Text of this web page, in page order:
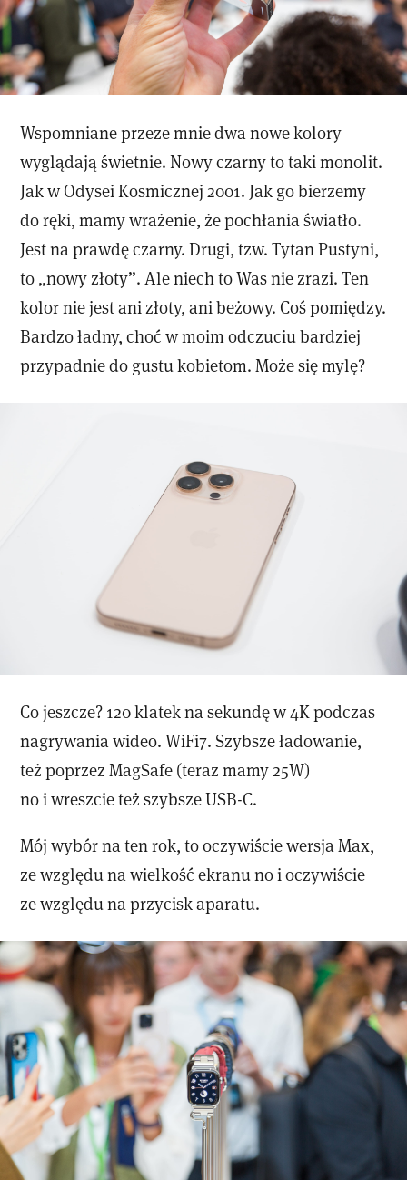
Wspomniane przeze mnie dwa nowe kolory
wyglądają świetnie. Nowy czarny to taki monolit.
Jak w Odysei Kosmicznej 2001. Jak go bierzemy
do ręki, mamy wrażenie, że pochłania światło.
Jest na prawdę czarny. Drugi, tzw. Tytan Pustyni,
to „nowy złoty”. Ale niech to Was nie zrazi. Ten
kolor nie jest ani złoty, ani beżowy. Coś pomiędzy.
Bardzo ładny, choć w moim odczuciu bardziej
przypadnie do gustu kobietom. Może się mylę?
Co jeszcze? 120 klatek na sekundę w 4K podczas
nagrywania wideo. WiFi7. Szybsze ładowanie,
też poprzez MagSafe (teraz mamy 25W)
no i wreszcie też szybsze USB-C.
Mój wybór na ten rok, to oczywiście wersja Max,
ze względu na wielkość ekranu no i oczywiście
ze względu na przycisk aparatu.